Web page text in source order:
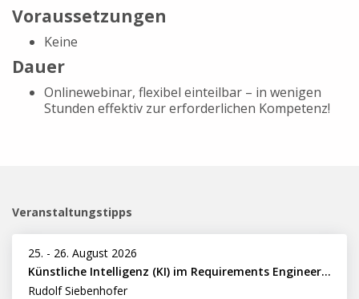
Voraussetzungen
Keine
Dauer
Onlinewebinar, flexibel einteilbar – in wenigen
Stunden effektiv zur erforderlichen Kompetenz!
Veranstaltungstipps
25. - 26. August 2026
Künstliche Intelligenz (KI) im Requirements Engineering erfolgreich einsetzen
Rudolf Siebenhofer